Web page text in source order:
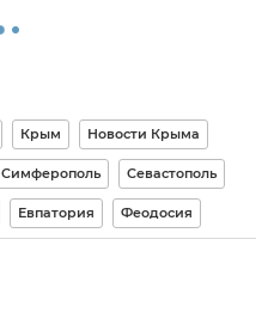
Крым Новости Крыма
Симферополь Севастополь
Евпатория Феодосия